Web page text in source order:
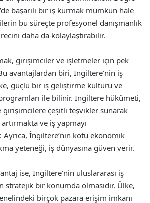
başarılı bir iş kurmak mümkün hale
bu süreçte profesyonel danışmanlık
daha da kolaylaştırabilir.
girişimciler ve işletmeler için pek
avantajlardan biri, İngiltere’nin iş
güçlü bir iş geliştirme kültürü ve
ile bilinir. İngiltere hükümeti,
girişimcilere çeşitli teşvikler sunarak
artırmakta ve iş yapmayı
Ayrıca, İngiltere’nin kötü ekonomik
yeteneği, iş dünyasına güven verir.
ise, İngiltere’nin uluslararası iş
stratejik bir konumda olmasıdır. Ülke,
birçok pazara erişim imkanı